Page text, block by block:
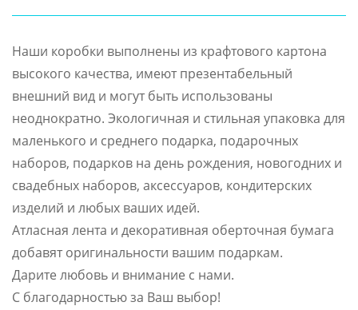
Наши коробки выполнены из крафтового картона
высокого качества, имеют презентабельный
внешний вид и могут быть использованы
неоднократно. Экологичная и стильная упаковка для
маленького и среднего подарка, подарочных
наборов, подарков на день рождения, новогодних и
свадебных наборов, аксессуаров, кондитерских
изделий и любых ваших идей.
Атласная лента и декоративная оберточная бумага
добавят оригинальности вашим подаркам.
Дарите любовь и внимание с нами.
С благодарностью за Ваш выбор!